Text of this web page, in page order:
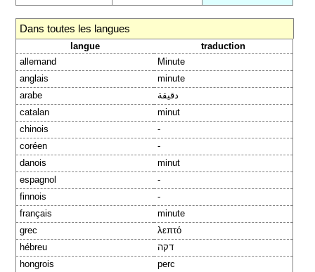
Dans toutes les langues
langue
traduction
allemand
Minute
anglais
minute
arabe
دقيقة
catalan
minut
chinois
-
coréen
-
danois
minut
espagnol
-
finnois
-
français
minute
grec
λεπτό
hébreu
דקה
hongrois
perc